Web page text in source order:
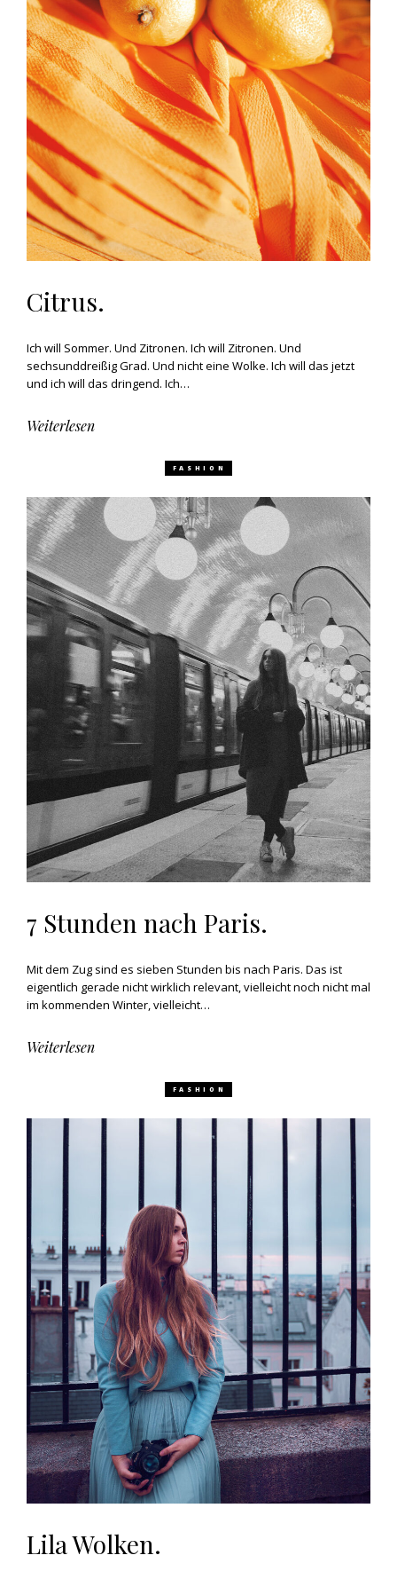
Citrus.
Ich will Sommer. Und Zitronen. Ich will Zitronen. Und
sechsunddreißig Grad. Und nicht eine Wolke. Ich will das jetzt
und ich will das dringend. Ich…
Weiterlesen
FASHION
7 Stunden nach Paris.
Mit dem Zug sind es sieben Stunden bis nach Paris. Das ist
eigentlich gerade nicht wirklich relevant, vielleicht noch nicht mal
im kommenden Winter, vielleicht…
Weiterlesen
FASHION
Lila Wolken.